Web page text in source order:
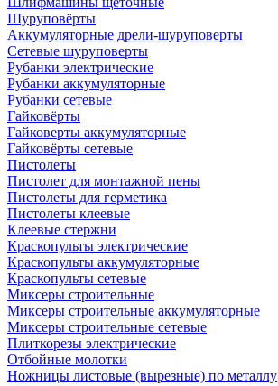
Шуруповёрты
Аккумуляторные дрели-шуруповерты
Сетевые шуруповерты
Рубанки электрические
Рубанки аккумуляторные
Рубанки сетевые
Гайковёрты
Гайковерты аккумуляторные
Гайковёрты сетевые
Пистолеты
Пистолет для монтажной пены
Пистолеты для герметика
Пистолеты клеевые
Клеевые стержни
Краскопульты электрические
Краскопульты аккумуляторные
Краскопульты сетевые
Миксеры строительные
Миксеры строительные аккумуляторные
Миксеры строительные сетевые
Плиткорезы электрические
Отбойные молотки
Ножницы листовые (вырезные) по металлу